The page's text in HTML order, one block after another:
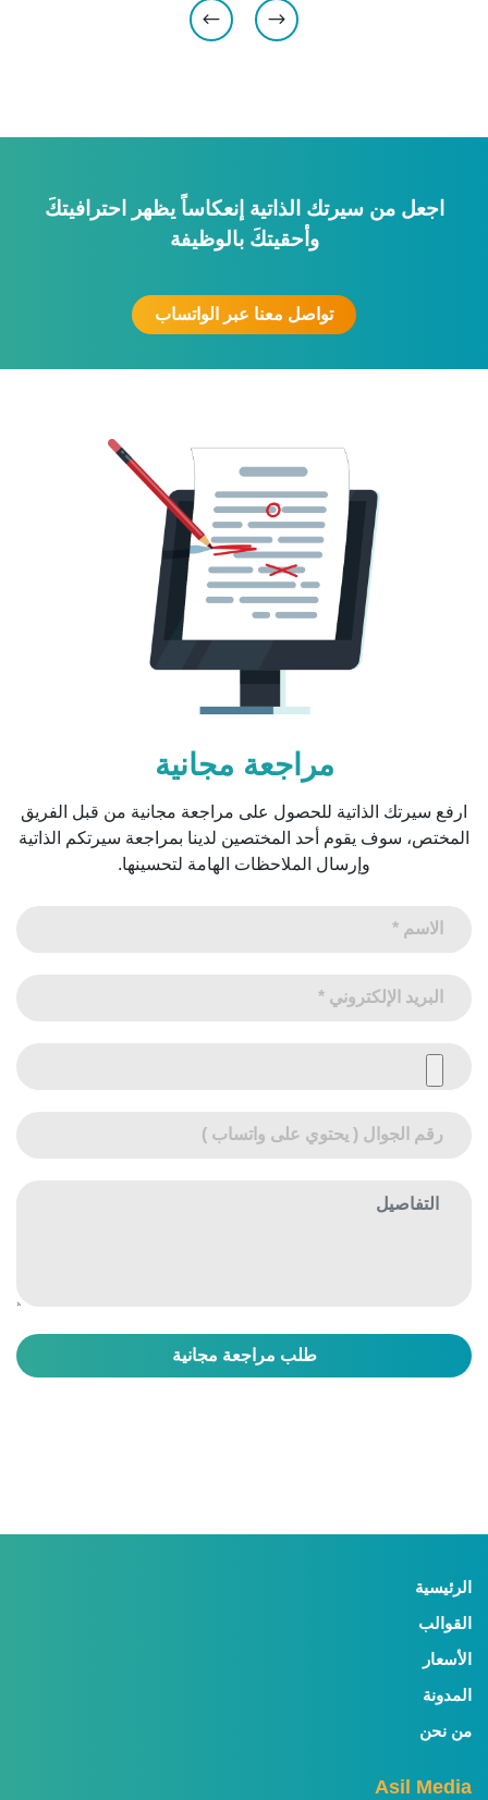
اجعل من سيرتك الذاتية إنعكاساً يظهر احترافيتكَ
وأحقيتكَ بالوظيفة
تواصل معنا عبر الواتساب
مراجعة مجانية
ارفع سيرتك الذاتية للحصول على مراجعة مجانية من قبل الفريق
المختص، سوف يقوم أحد المختصين لدينا بمراجعة سيرتكم الذاتية
وإرسال الملاحظات الهامة لتحسينها.
طلب مراجعة مجانية
الرئيسية
القوالب
الأسعار
المدونة
من نحن
Asil Media